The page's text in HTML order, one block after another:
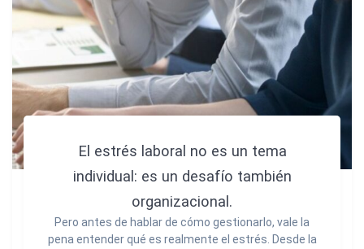
El estrés laboral no es un tema
individual: es un desafío también
organizacional.
Pero antes de hablar de cómo gestionarlo, vale la
pena entender qué es realmente el estrés. Desde la